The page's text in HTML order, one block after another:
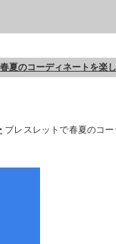
夏のコーディネートを楽
ブレスレットで春夏のコ